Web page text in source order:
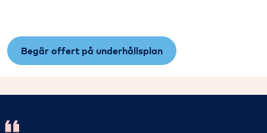
Begär offert på underhållsplan